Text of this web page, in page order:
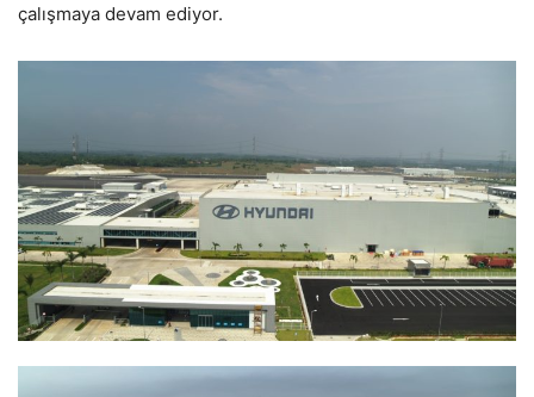
çalışmaya devam ediyor.